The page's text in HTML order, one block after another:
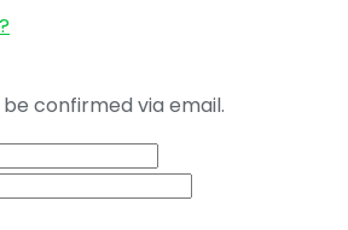
confirmed via email.